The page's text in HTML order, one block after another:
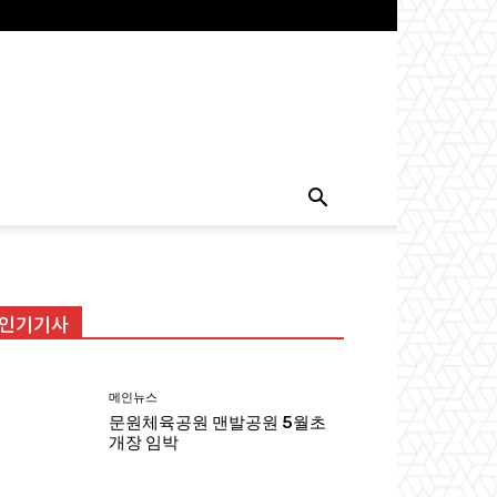
기기사
메인뉴스
문원체육공원 맨발공원 5월초
개장 임박